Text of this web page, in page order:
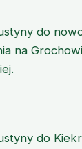
do
na
do